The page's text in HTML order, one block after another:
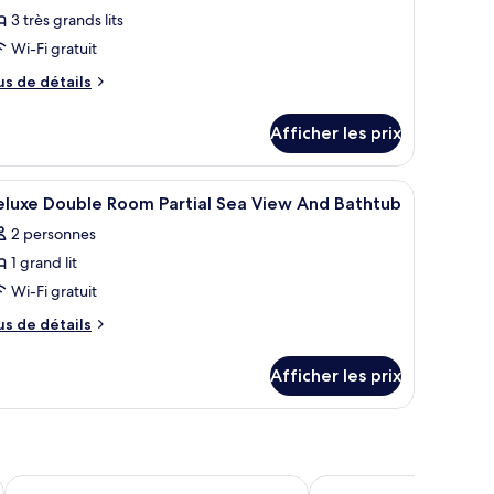
:
3 très grands lits
Wi-Fi gratuit
de détails
Afficher les prix
:
Literie de qualité, minibar, bureau
11 Double Room Partial Sea View And Bathtub
2 personnes
1 grand lit
Wi-Fi gratuit
de détails
Afficher les prix
Sala Danang Beach Hotel Melia Vinpearl